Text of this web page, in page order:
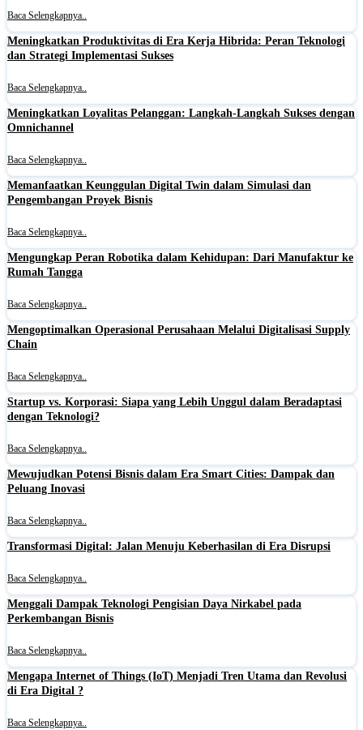
Baca Selengkapnya..
Meningkatkan Produktivitas di Era Kerja Hibrida: Peran Teknologi
dan Strategi Implementasi Sukses
Baca Selengkapnya..
Meningkatkan Loyalitas Pelanggan: Langkah-Langkah Sukses dengan
Omnichannel
Baca Selengkapnya..
Memanfaatkan Keunggulan Digital Twin dalam Simulasi dan
Pengembangan Proyek Bisnis
Baca Selengkapnya..
Mengungkap Peran Robotika dalam Kehidupan: Dari Manufaktur ke
Rumah Tangga
Baca Selengkapnya..
Mengoptimalkan Operasional Perusahaan Melalui Digitalisasi Supply
Chain
Baca Selengkapnya..
Startup vs. Korporasi: Siapa yang Lebih Unggul dalam Beradaptasi
dengan Teknologi?
Baca Selengkapnya..
Mewujudkan Potensi Bisnis dalam Era Smart Cities: Dampak dan
Peluang Inovasi
Baca Selengkapnya..
Transformasi Digital: Jalan Menuju Keberhasilan di Era Disrupsi
Baca Selengkapnya..
Menggali Dampak Teknologi Pengisian Daya Nirkabel pada
Perkembangan Bisnis
Baca Selengkapnya..
Mengapa Internet of Things (IoT) Menjadi Tren Utama dan Revolusi
di Era Digital ?
Baca Selengkapnya..